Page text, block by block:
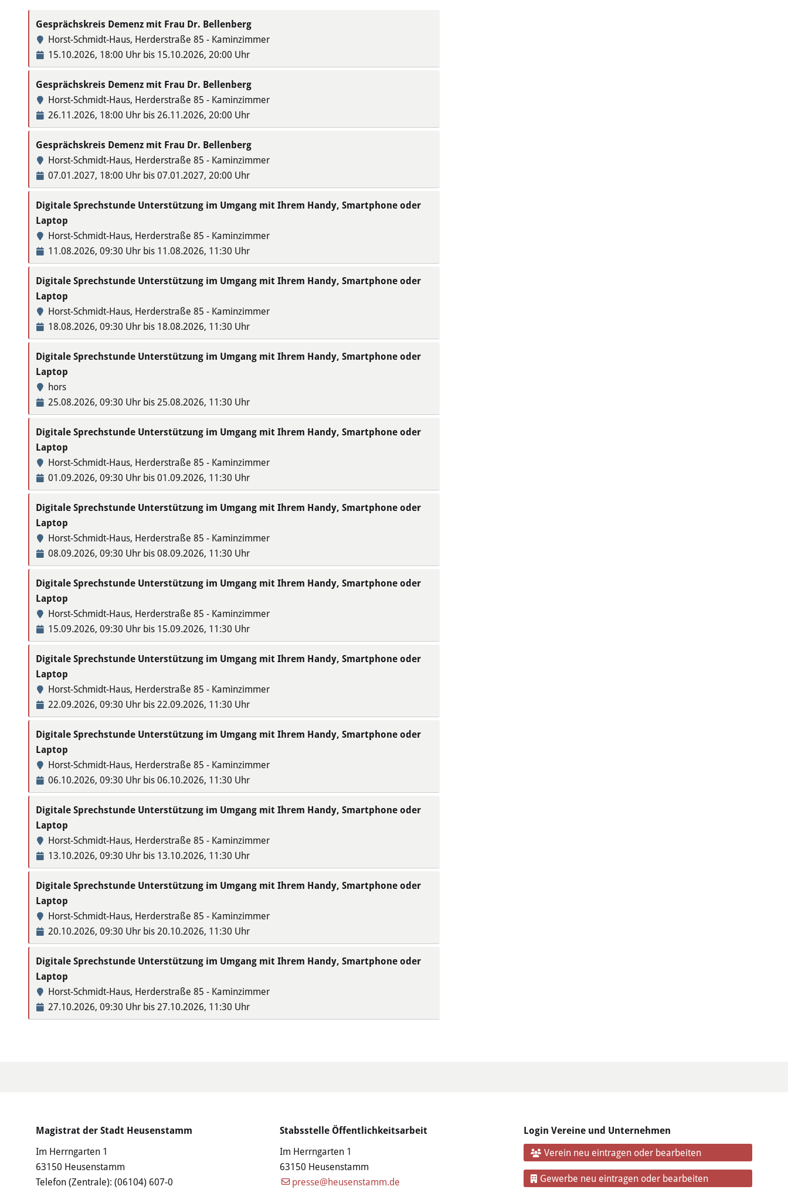
Gesprächskreis Demenz mit Frau Dr. Bellenberg
Horst-Schmidt-Haus, Herderstraße 85 - Kaminzimmer
15.10.2026, 18:00 Uhr bis 15.10.2026, 20:00 Uhr
Gesprächskreis Demenz mit Frau Dr. Bellenberg
Horst-Schmidt-Haus, Herderstraße 85 - Kaminzimmer
26.11.2026, 18:00 Uhr bis 26.11.2026, 20:00 Uhr
Gesprächskreis Demenz mit Frau Dr. Bellenberg
Horst-Schmidt-Haus, Herderstraße 85 - Kaminzimmer
07.01.2027, 18:00 Uhr bis 07.01.2027, 20:00 Uhr
Digitale Sprechstunde Unterstützung im Umgang mit Ihrem Handy, Smartphone oder
Laptop
Horst-Schmidt-Haus, Herderstraße 85 - Kaminzimmer
11.08.2026, 09:30 Uhr bis 11.08.2026, 11:30 Uhr
Digitale Sprechstunde Unterstützung im Umgang mit Ihrem Handy, Smartphone oder
Laptop
Horst-Schmidt-Haus, Herderstraße 85 - Kaminzimmer
18.08.2026, 09:30 Uhr bis 18.08.2026, 11:30 Uhr
Digitale Sprechstunde Unterstützung im Umgang mit Ihrem Handy, Smartphone oder
Laptop
hors
25.08.2026, 09:30 Uhr bis 25.08.2026, 11:30 Uhr
Digitale Sprechstunde Unterstützung im Umgang mit Ihrem Handy, Smartphone oder
Laptop
Horst-Schmidt-Haus, Herderstraße 85 - Kaminzimmer
01.09.2026, 09:30 Uhr bis 01.09.2026, 11:30 Uhr
Digitale Sprechstunde Unterstützung im Umgang mit Ihrem Handy, Smartphone oder
Laptop
Horst-Schmidt-Haus, Herderstraße 85 - Kaminzimmer
08.09.2026, 09:30 Uhr bis 08.09.2026, 11:30 Uhr
Digitale Sprechstunde Unterstützung im Umgang mit Ihrem Handy, Smartphone oder
Laptop
Horst-Schmidt-Haus, Herderstraße 85 - Kaminzimmer
15.09.2026, 09:30 Uhr bis 15.09.2026, 11:30 Uhr
Digitale Sprechstunde Unterstützung im Umgang mit Ihrem Handy, Smartphone oder
Laptop
Horst-Schmidt-Haus, Herderstraße 85 - Kaminzimmer
22.09.2026, 09:30 Uhr bis 22.09.2026, 11:30 Uhr
Digitale Sprechstunde Unterstützung im Umgang mit Ihrem Handy, Smartphone oder
Laptop
Horst-Schmidt-Haus, Herderstraße 85 - Kaminzimmer
06.10.2026, 09:30 Uhr bis 06.10.2026, 11:30 Uhr
Digitale Sprechstunde Unterstützung im Umgang mit Ihrem Handy, Smartphone oder
Laptop
Horst-Schmidt-Haus, Herderstraße 85 - Kaminzimmer
13.10.2026, 09:30 Uhr bis 13.10.2026, 11:30 Uhr
Digitale Sprechstunde Unterstützung im Umgang mit Ihrem Handy, Smartphone oder
Laptop
Horst-Schmidt-Haus, Herderstraße 85 - Kaminzimmer
20.10.2026, 09:30 Uhr bis 20.10.2026, 11:30 Uhr
Digitale Sprechstunde Unterstützung im Umgang mit Ihrem Handy, Smartphone oder
Laptop
Horst-Schmidt-Haus, Herderstraße 85 - Kaminzimmer
27.10.2026, 09:30 Uhr bis 27.10.2026, 11:30 Uhr
Magistrat der Stadt Heusenstamm
Im Herrngarten 1
63150 Heusenstamm
Telefon (Zentrale): (06104) 607-0
Stabsstelle Öffentlichkeitsarbeit
Im Herrngarten 1
63150 Heusenstamm
presse@heusenstamm.de
Login Vereine und Unternehmen
Verein neu eintragen oder bearbeiten
Gewerbe neu eintragen oder bearbeiten